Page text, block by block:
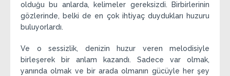
olduğu bu anlarda, kelimeler gereksizdi. Birbirlerinin
gözlerinde, belki de en çok ihtiyaç duydukları huzuru
buluyorlardı.
Ve o sessizlik, denizin huzur veren melodisiyle
birleşerek bir anlam kazandı. Sadece var olmak,
yanında olmak ve bir arada olmanın gücüyle her şey